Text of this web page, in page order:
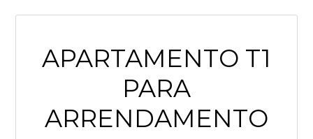
APARTAMENTO T1
PARA
ARRENDAMENTO